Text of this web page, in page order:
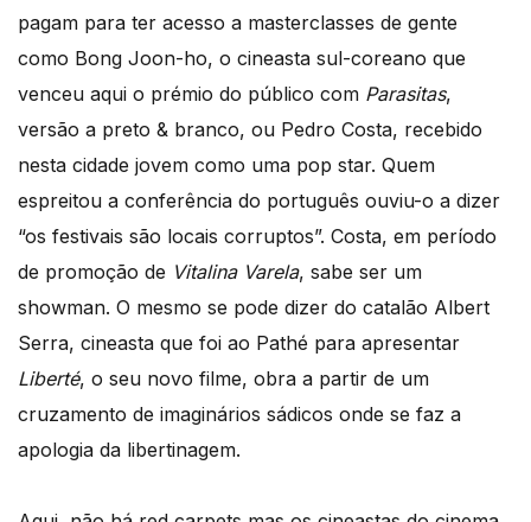
pagam para ter acesso a masterclasses de gente
como Bong Joon-ho, o cineasta sul-coreano que
venceu aqui o prémio do público com Parasitas,
versão a preto & branco, ou Pedro Costa, recebido
nesta cidade jovem como uma pop star. Quem
espreitou a conferência do português ouviu-o a dizer
“os festivais são locais corruptos”. Costa, em período
de promoção de Vitalina Varela, sabe ser um
showman. O mesmo se pode dizer do catalão Albert
Serra, cineasta que foi ao Pathé para apresentar
Liberté, o seu novo filme, obra a partir de um
cruzamento de imaginários sádicos onde se faz a
apologia da libertinagem.